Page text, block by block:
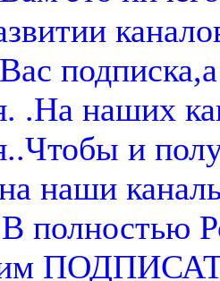
.На наших
и
наши
В полностью